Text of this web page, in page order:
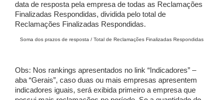
data de resposta pela empresa de todas as Reclamações
Finalizadas Respondidas, dividida pelo total de
Reclamações Finalizadas Respondidas.
Soma dos prazos de resposta / Total de Reclamações Finalizadas Respondidas
Obs: Nos rankings apresentados no link “Indicadores” –
aba “Gerais”, caso duas ou mais empresas apresentem
indicadores iguais, será exibida primeiro a empresa que